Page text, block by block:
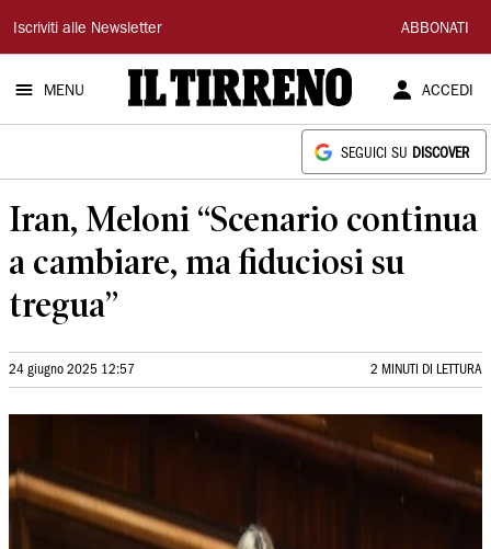
Il
Tirreno
Iscriviti alle Newsletter ABBONATI
MENU ACCEDI
SEGUICI SU DISCOVER
Iran, Meloni “Scenario continua
a cambiare, ma fiduciosi su
tregua”
24 giugno 2025 12:57 2 MINUTI DI LETTURA